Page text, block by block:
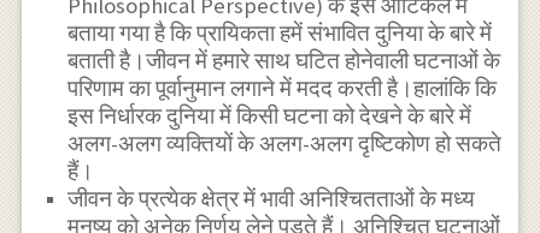
Philosophical Perspective) के इस आर्टिकल में
बताया गया है कि प्रायिकता हमें संभावित दुनिया के बारे में
बताती है।जीवन में हमारे साथ घटित होनेवाली घटनाओं के
परिणाम का पूर्वानुमान लगाने में मदद करती है।हालांकि कि
इस निर्धारक दुनिया में किसी घटना को देखने के बारे में
अलग-अलग व्यक्तियों के अलग-अलग दृष्टिकोण हो सकते
हैं।
जीवन के प्रत्येक क्षेत्र में भावी अनिश्चितताओं के मध्य
मनुष्य को अनेक निर्णय लेने पड़ते हैं। अनिश्चित घटनाओं